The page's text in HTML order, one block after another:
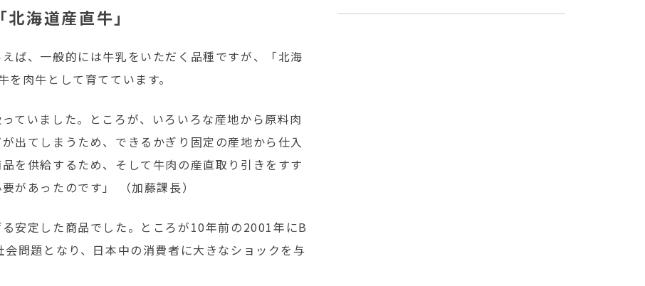
海道産直牛」
ば、一般的には牛乳をいただく品種ですが、「北海
肉牛として育てています。
ていました。ところが、いろいろな産地から原料肉
出てしまうため、できるかぎり固定の産地から仕入
を供給するため、そして牛肉の産直取り引きをすす
があったのです」 （加藤課長）
安定した商品でした。ところが10年前の2001年にB
問題となり、日本中の消費者に大きなショックを与